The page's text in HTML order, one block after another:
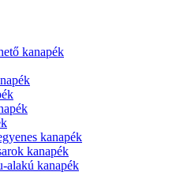
kanapék
kanapék
kanapék
alakú kanapék